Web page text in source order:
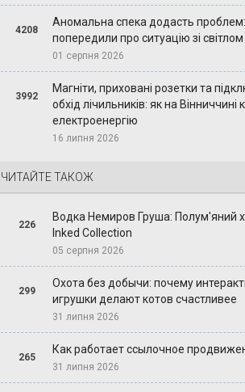
4208
Аномальна спека додасть проблем:
попередили про ситуацію зі світлом
01 серпня 2026
3992
Магніти, приховані розетки та
обхід лічильників: як на Вінниччині
електроенергію
16 липня 2026
ЧИТАЙТЕ ТАКОЖ
226
Водка Немиров Груша: Полум'яний
Inked Collection
05 серпня 2026
299
Охота без добычи: почему
игрушки делают котов счастливее
31 липня 2026
265
Как работает ссылочное
31 липня 2026